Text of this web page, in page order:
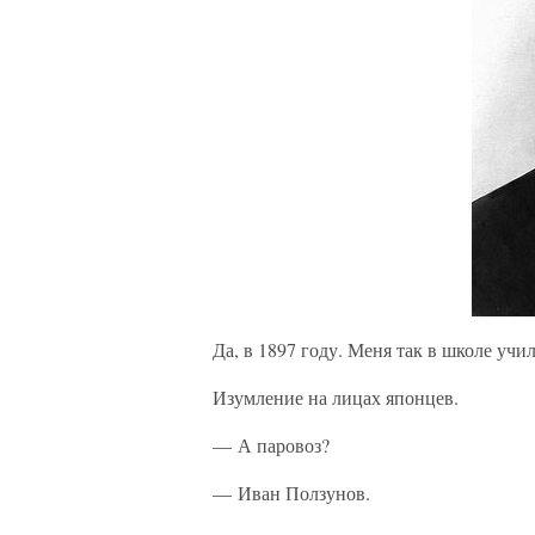
Да, в 1897 году. Меня так в школе
Изумление на лицах японцев.
— А паровоз?
— Иван Ползунов.